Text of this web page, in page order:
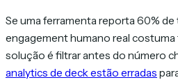
Se uma ferramenta reporta 60% de
engagement humano real costuma
solução é filtrar antes do número
analytics de deck estão erradas